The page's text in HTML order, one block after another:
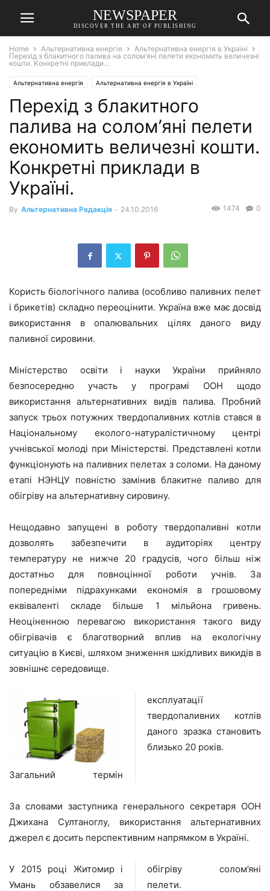
NEWSPAPER
DISCOVER THE ART OF PUBLISHING
Home Альтернативна енергія
Альтернативна енергія в Україні
Перехід з блакитного палива на солом’яні пелети економить величезні
кошти. Конкретні приклади...
Альтернативна енергія Альтернативна енергія в Україні
Перехід з блакитного
палива на солом’яні пелети
економить величезні кошти.
Конкретні приклади в
Україні.
By Альтернативна Редакція - 24.10.2016 0
1474
Користь біологічного палива (особливо паливних пелет
і брикетів) складно переоцінити. Україна вже має досвід
використання в опалювальних цілях даного виду
паливної сировини.
Міністерство освіти і науки України прийняло
безпосередню участь у програмі ООН щодо
використання альтернативних видів палива. Пробний
запуск трьох потужних твердопаливних котлів стався в
Національному еколого-натуралістичному центрі
учнівської молоді при Міністерстві. Представлені котли
функціонують на паливних пелетах з соломи. На даному
етапі НЭНЦУ повністю замінив блакитне паливо для
обігріву на альтернативну сировину.
Нещодавно запущені в роботу твердопаливні котли
дозволять забезпечити в аудиторіях центру
температуру не нижче 20 градусів, чого більш ніж
достатньо для повноцінної роботи учнів. За
попередніми підрахунками економія в грошовому
еквіваленті складе більше 1 мільйона гривень.
Неоціненною перевагою використання такого виду
обігрівачів є благотворний вплив на екологічну
ситуацію в Києві, шляхом зниження шкідливих викидів в
зовнішнє середовище.
Загальний термін
експлуатації
твердопаливних котлів
даного зразка становить
близько 20 років.
За словами заступника генерального секретаря ООН
Джихана Султаноглу, використання альтернативних
джерел є досить перспективним напрямком в Україні.
У 2015 році Житомир і
Умань обзавелися за
обігріву солом’яні